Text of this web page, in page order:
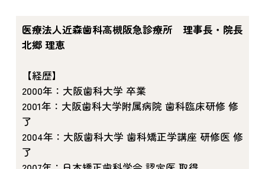
医療法人近森歯科高槻阪急診療所 理事長・院長
北郷 理恵
【経歴】
2000年：大阪歯科大学 卒業
2001年：大阪歯科大学附属病院 歯科臨床研修 修
了
2004年：大阪歯科大学 歯科矯正学講座 研修医 修
了